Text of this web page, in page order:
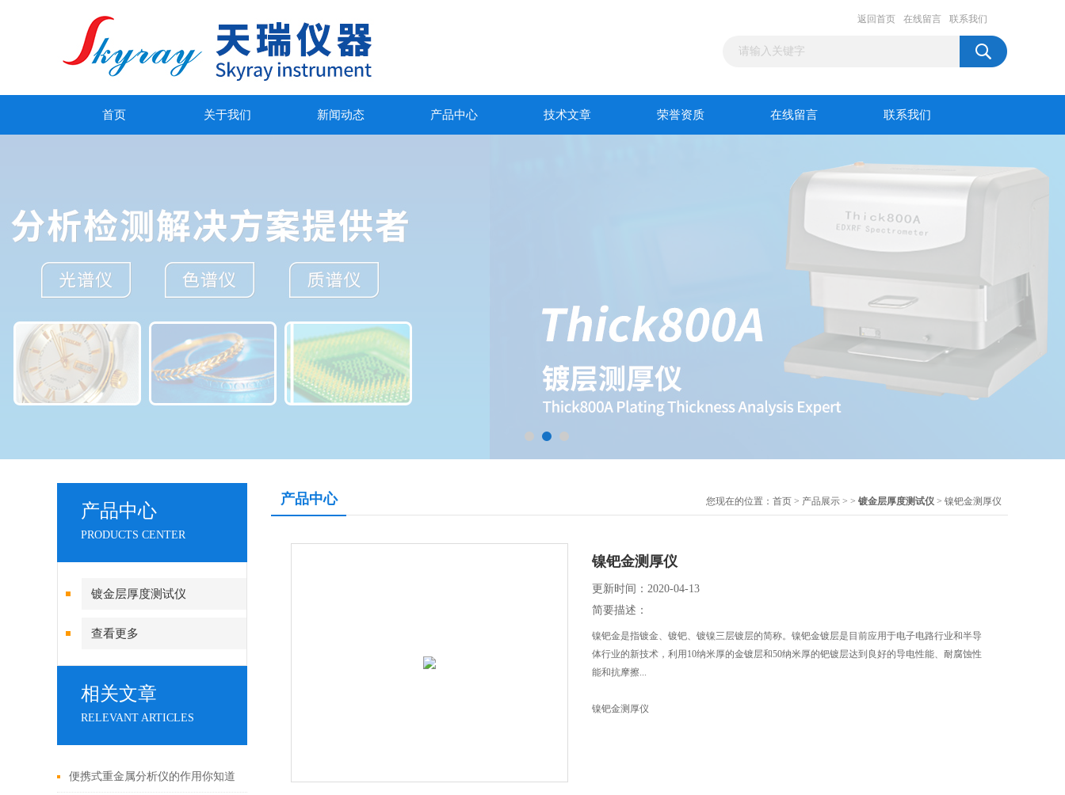
返回首页 在线留言 联系我们
首页 关于我们 新闻动态 产品中心 技术文章 荣誉资质 在线留言 联系我们
产品中心
PRODUCTS CENTER
镀金层厚度测试仪
查看更多
相关文章
RELEVANT ARTICLES
便携式重金属分析仪的作用你知道
产品中心 您现在的位置： 首页 > 产品展示 > > 镀金层厚度测试仪 > 镍钯金测厚仪
镍钯金测厚仪
更新时间：2020-04-13
简要描述：
镍钯金是指镀金、镀钯、镀镍三层镀层的简称。镍钯金镀层是目前应用于电子电路行业和半导
体行业的新技术，利用10纳米厚的金镀层和50纳米厚的钯镀层达到良好的导电性能、耐腐蚀性
能和抗摩擦...
镍钯金测厚仪